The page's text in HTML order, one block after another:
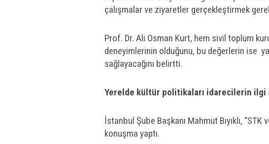
çalışmalar ve ziyaretler gerçekleştirmek
Prof. Dr. Ali Osman Kurt, hem sivil toplum
deneyimlerinin olduğunu, bu değerlerin ise
sağlayacağını belirtti.
Yerelde kültür politikaları idarecilerin ilgi
İstanbul Şube Başkanı Mahmut Bıyıklı,
konuşma yaptı.